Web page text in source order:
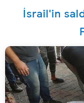
İsrail'in